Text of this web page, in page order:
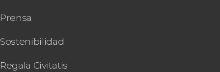
Prensa
Sostenibilidad
Regala Civitatis